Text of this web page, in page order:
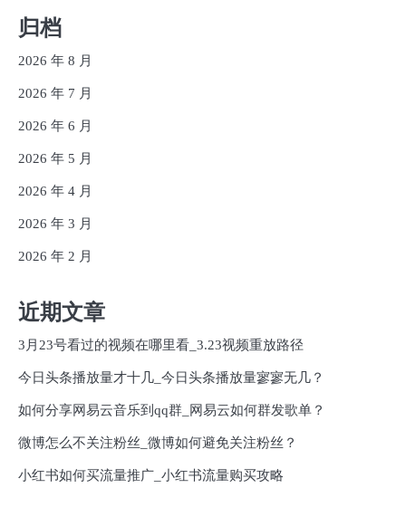
归档
2026 年 8 月
2026 年 7 月
2026 年 6 月
2026 年 5 月
2026 年 4 月
2026 年 3 月
2026 年 2 月
近期文章
3月23号看过的视频在哪里看_3.23视频重放路径
今日头条播放量才十几_今日头条播放量寥寥无几？
如何分享网易云音乐到qq群_网易云如何群发歌单？
微博怎么不关注粉丝_微博如何避免关注粉丝？
小红书如何买流量推广_小红书流量购买攻略